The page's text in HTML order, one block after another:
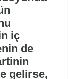
iç
de
gelirse,